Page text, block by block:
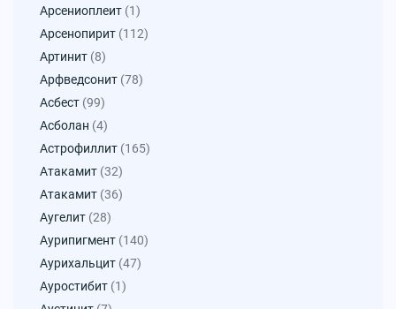
Арсениоплеит (1)
Арсенопирит (112)
Артинит (8)
Арфведсонит (78)
Асбест (99)
Асболан (4)
Астрофиллит (165)
Атакамит (32)
Атакамит (36)
Аугелит (28)
Аурипигмент (140)
Аурихальцит (47)
Ауростибит (1)